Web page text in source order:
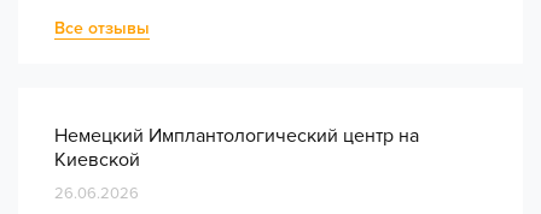
Все отзывы
Немецкий Имплантологический центр на
Киевской
26.06.2026